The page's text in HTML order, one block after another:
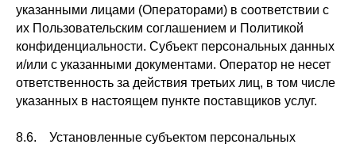
указанными лицами (Операторами) в соответствии с
их Пользовательским соглашением и Политикой
конфиденциальности. Субъект персональных данных
и/или с указанными документами. Оператор не несет
ответственность за действия третьих лиц, в том числе
указанных в настоящем пункте поставщиков услуг.
8.6. Установленные субъектом персональных